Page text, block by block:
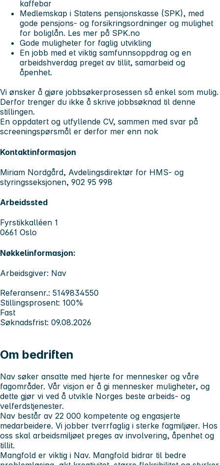
kaffebar
Medlemskap i Statens pensjonskasse (SPK), med
gode pensjons- og forsikringsordninger og mulighet
for boliglån. Les mer på SPK.no
Gode muligheter for faglig utvikling
En jobb med et viktig samfunnsoppdrag og en
arbeidshverdag preget av tillit, samarbeid og
åpenhet.
Vi ønsker å gjøre jobbsøkerprosessen så enkel som mulig.
Derfor trenger du ikke å skrive jobbsøknad til denne
stillingen.
En oppdatert og utfyllende CV, sammen med svar på
screeningspørsmål er derfor mer enn nok
Kontaktinformasjon
Miriam Nordgård, Avdelingsdirektør for HMS- og
styringsseksjonen, 902 95 998
Arbeidssted
Fyrstikkalléen 1
0661 Oslo
Nøkkelinformasjon:
Arbeidsgiver: Nav
Referansenr.: 5149834550
Stillingsprosent: 100%
Fast
Søknadsfrist: 09.08.2026
Om bedriften
Nav søker ansatte med hjerte for mennesker og våre
fagområder. Vår visjon er å gi mennesker muligheter, og
dette gjør vi ved å utvikle Norges beste arbeids- og
velferdstjenester.
Nav består av 22 000 kompetente og engasjerte
medarbeidere. Vi jobber tverrfaglig i sterke fagmiljøer. Hos
oss skal arbeidsmiljøet preges av involvering, åpenhet og
tillit.
Mangfold er viktig i Nav. Mangfold bidrar til bedre